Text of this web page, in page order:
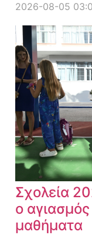
2026-08-05
Σχολεία
ο
μαθήματα